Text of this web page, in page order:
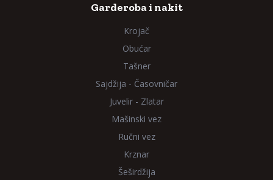
Garderoba i nakit
Krojač
Obućar
Tašner
Sajdžija - Časovničar
Juvelir - Zlatar
Mašinski vez
Ručni vez
Krznar
Šeširdžija